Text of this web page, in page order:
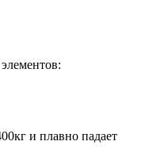
и плавно падает